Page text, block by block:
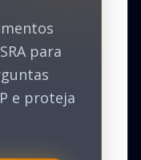
para
e proteja